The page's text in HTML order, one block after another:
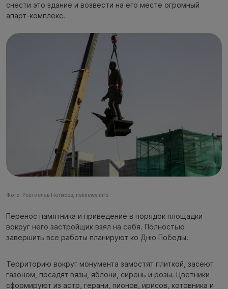
снести это здание и возвести на его месте огромный
апарт-комплекс.
Фото: Ростислав Нетисов, nsknews.info
Перенос памятника и приведение в порядок площадки
вокруг него застройщик взял на себя. Полностью
завершить все работы планируют ко Дню Победы.
Территорию вокруг монумента замостят плиткой, засеют
газоном, посадят вязы, яблони, сирень и розы. Цветники
сформируют из астр, герани, пионов, ирисов, котовника и